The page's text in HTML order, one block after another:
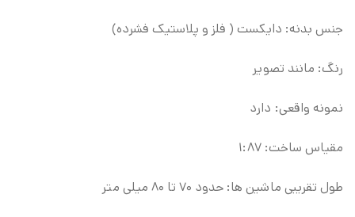
جنس بدنه: دایکست ( فلز و پلاستیک فشرده)
رنگ: مانند تصویر
نمونه واقعی: دارد
مقیاس ساخت: ۱:۸۷
طول تقریبی ماشین ها: حدود ۷۰ تا ۸۰ میلی متر